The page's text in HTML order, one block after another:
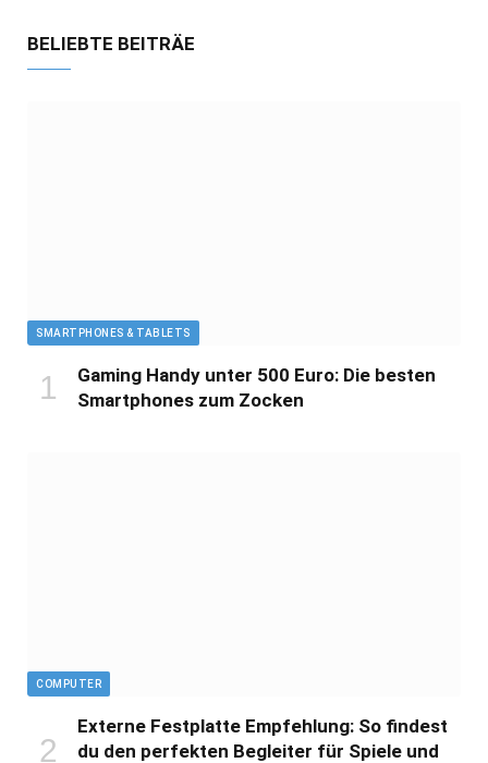
BELIEBTE BEITRÄE
SMARTPHONES & TABLETS
Gaming Handy unter 500 Euro: Die besten
Smartphones zum Zocken
COMPUTER
Externe Festplatte Empfehlung: So findest
du den perfekten Begleiter für Spiele und